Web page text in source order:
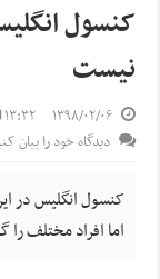
کنسول
نیست
۱۳۹۸/۰۲/۰۶ ۱۳:۳۲
دیدگاه خود را بیان
کنسول انگلیس در
اما افراد مختلف